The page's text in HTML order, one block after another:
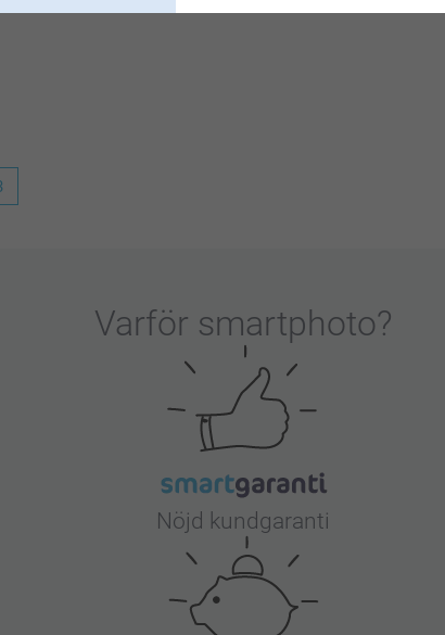
nöjd med dina bilder!
Varför smartphoto?
Nöjd kundgaranti